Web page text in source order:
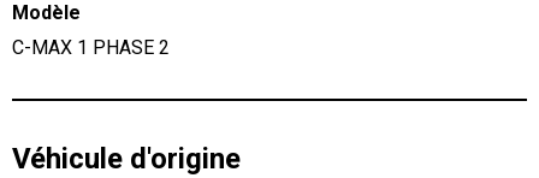
Modèle
C-MAX 1 PHASE 2
Véhicule d'origine